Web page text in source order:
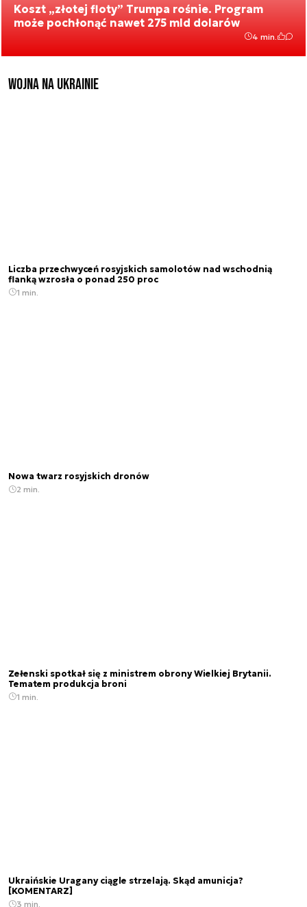
Koszt „złotej floty” Trumpa rośnie. Program
może pochłonąć nawet 275 mld dolarów
4 min.
Wojna na Ukrainie
Liczba przechwyceń rosyjskich samolotów nad wschodnią
flanką wzrosła o ponad 250 proc
1 min.
Nowa twarz rosyjskich dronów
2 min.
Zełenski spotkał się z ministrem obrony Wielkiej Brytanii.
Tematem produkcja broni
1 min.
Ukraińskie Uragany ciągle strzelają. Skąd amunicja?
[KOMENTARZ]
3 min.